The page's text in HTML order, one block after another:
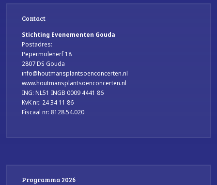
Contact
Stichting Evenementen Gouda
Postadres:
Pepermolenerf 18
2807 DS Gouda
info@houtmansplantsoenconcerten.nl
www.houtmansplantsoenconcerten.nl
ING: NL51 INGB 0009 4441 86
KvK nr.: 24 34 11 86
Fiscaal nr: 8128.54.020
Programma 2026